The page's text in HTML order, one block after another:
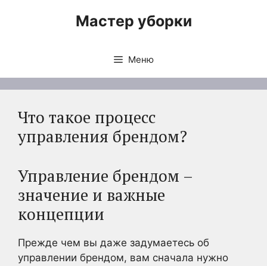
Мастер уборки
Меню
Что такое процесс
управления брендом?
Управление брендом –
значение и важные
концепции
Прежде чем вы даже задумаетесь об
управлении брендом, вам сначала нужно